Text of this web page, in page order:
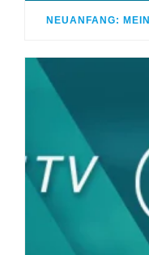
NEUANFANG: